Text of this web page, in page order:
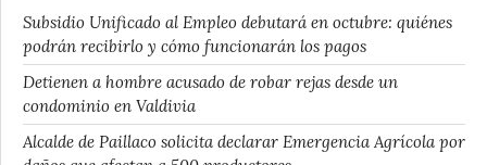
Subsidio Unificado al Empleo debutará en octubre: quiénes
podrán recibirlo y cómo funcionarán los pagos
Detienen a hombre acusado de robar rejas desde un
condominio en Valdivia
Alcalde de Paillaco solicita declarar Emergencia Agrícola por